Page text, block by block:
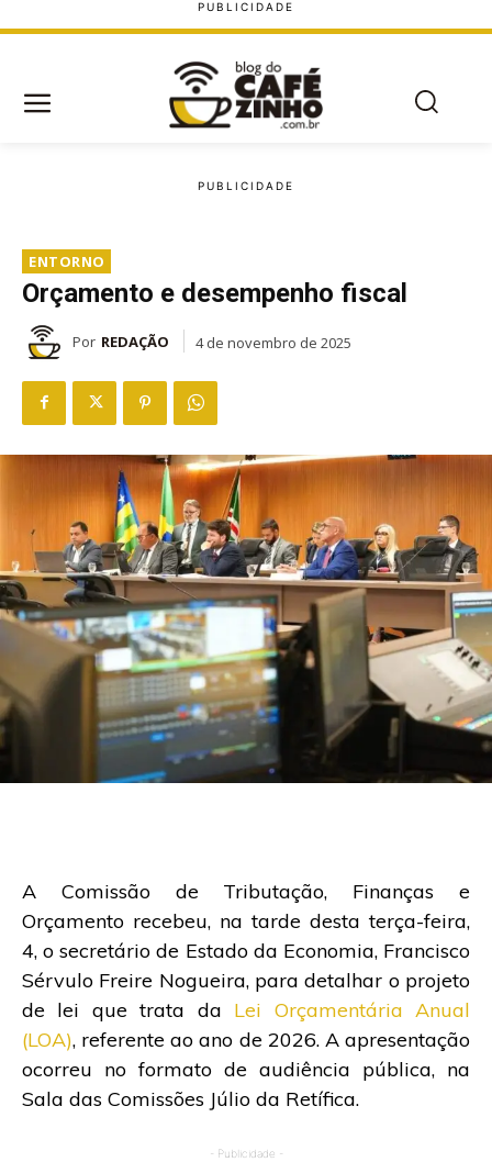
ENTORNO
Orçamento e desempenho fiscal
Por REDAÇÃO 4 de novembro de 2025
A Comissão de Tributação, Finanças e
Orçamento recebeu, na tarde desta terça-feira,
4, o secretário de Estado da Economia, Francisco
Sérvulo Freire Nogueira, para detalhar o projeto
de lei que trata da Lei Orçamentária Anual
(LOA), referente ao ano de 2026. A apresentação
ocorreu no formato de audiência pública, na
Sala das Comissões Júlio da Retífica.
- Publicidade -